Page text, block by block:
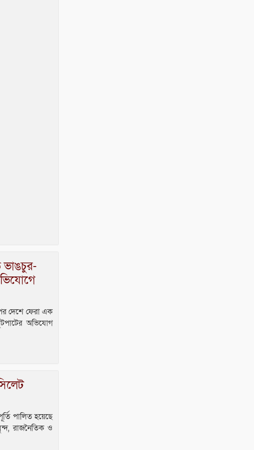
ভাঙচুর-
দেশে ফেরা এক
অভিযোগ
পালিত হয়েছে
রাজনৈতিক ও